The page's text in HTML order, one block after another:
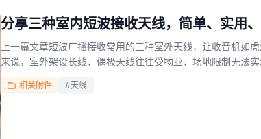
分享三种室内短波接收天线，简单、实用、
上一篇文章短波广播接收常用的三种室外天线，让收音机如
来说，室外架设长线、偶极天线往往受物业、场地限制无法
相关附件 #天线